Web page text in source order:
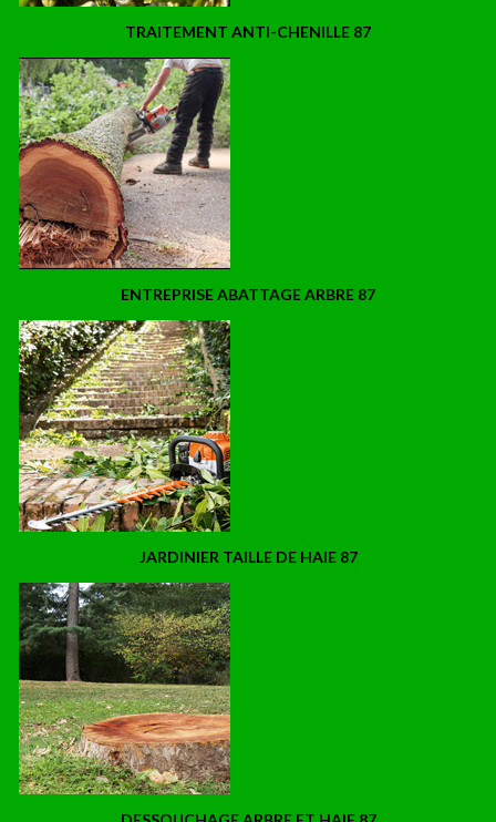
TRAITEMENT ANTI-CHENILLE 87
ENTREPRISE ABATTAGE ARBRE 87
JARDINIER TAILLE DE HAIE 87